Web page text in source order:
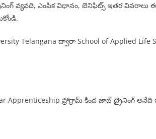
వ్యవది, ఎంపిక విధానం, బెనిఫిట్స్ ఇతర వివరాలు
Telangana ద్వారా School of Applied Life
ప్రోగ్రామ్ కింద జాబ్ ట్రైనింగ్ అనేది